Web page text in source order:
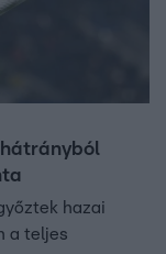
hazai
a teljes